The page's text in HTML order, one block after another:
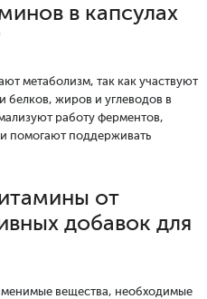
в капсулах
метаболизм, так как участвуют
белков, жиров и углеводов в
работу ферментов,
помогают поддерживать
от
добавок для
вещества, необходимые